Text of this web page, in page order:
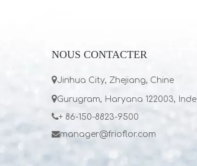
NOUS CONTACTER
Jinhua City, Zhejiang, Chine
Gurugram, Haryana 122003, Inde
+ 86-150-8823-9500
manager@frioflor.com